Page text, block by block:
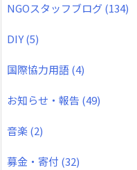
NGOスタッフブログ(134)
DIY(5)
国際協力用語(4)
お知らせ・報告 (49)
音楽(2)
募金・寄付 (32)